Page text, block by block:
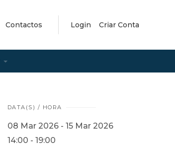
Contactos Login Criar Conta
DATA(S) / HORA
08 Mar 2026 - 15 Mar 2026
14:00 - 19:00